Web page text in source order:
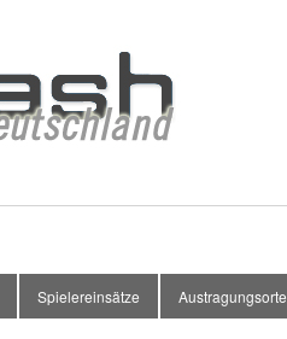
Spielereinsätze Austragungsorte